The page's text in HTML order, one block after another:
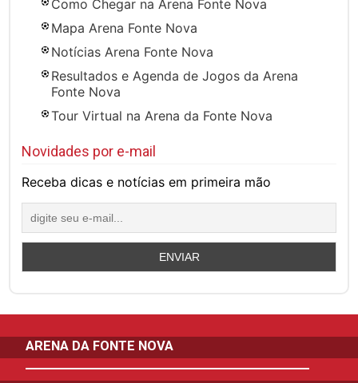
Como Chegar na Arena Fonte Nova
Mapa Arena Fonte Nova
Notícias Arena Fonte Nova
Resultados e Agenda de Jogos da Arena
Fonte Nova
Tour Virtual na Arena da Fonte Nova
Novidades por e-mail
Receba dicas e notícias em primeira mão
ARENA DA FONTE NOVA